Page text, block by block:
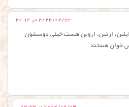
2024/02/23 در 20:14
ارتین، اروین هست خیلی دوسشون
خوان هستند